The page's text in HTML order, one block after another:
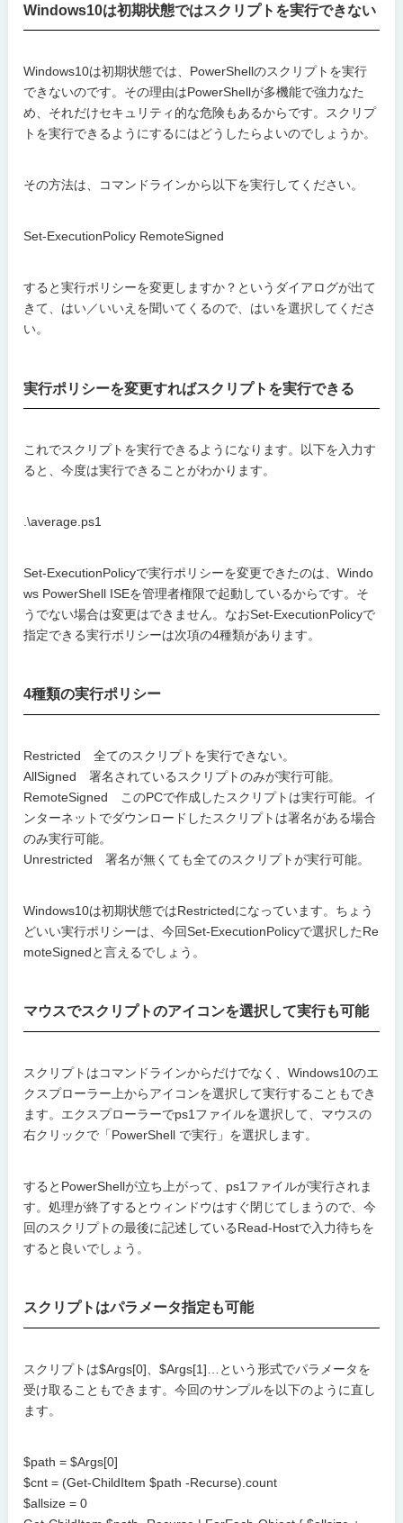
Windows10は初期状態ではスクリプトを実行できない
Windows10は初期状態では、PowerShellのスクリプトを実行
できないのです。その理由はPowerShellが多機能で強力なた
め、それだけセキュリティ的な危険もあるからです。スクリプ
トを実行できるようにするにはどうしたらよいのでしょうか。
その方法は、コマンドラインから以下を実行してください。
Set-ExecutionPolicy RemoteSigned
すると実行ポリシーを変更しますか？というダイアログが出て
きて、はい／いいえを聞いてくるので、はいを選択してくださ
い。
実行ポリシーを変更すればスクリプトを実行できる
これでスクリプトを実行できるようになります。以下を入力す
ると、今度は実行できることがわかります。
.\average.ps1
Set-ExecutionPolicyで実行ポリシーを変更できたのは、Windo
ws PowerShell ISEを管理者権限で起動しているからです。そ
うでない場合は変更はできません。なおSet-ExecutionPolicyで
指定できる実行ポリシーは次項の4種類があります。
4種類の実行ポリシー
Restricted 全てのスクリプトを実行できない。
AllSigned 署名されているスクリプトのみが実行可能。
RemoteSigned このPCで作成したスクリプトは実行可能。イ
ンターネットでダウンロードしたスクリプトは署名がある場合
のみ実行可能。
Unrestricted 署名が無くても全てのスクリプトが実行可能。
Windows10は初期状態ではRestrictedになっています。ちょう
どいい実行ポリシーは、今回Set-ExecutionPolicyで選択したRe
moteSignedと言えるでしょう。
マウスでスクリプトのアイコンを選択して実行も可能
スクリプトはコマンドラインからだけでなく、Windows10のエ
クスプローラー上からアイコンを選択して実行することもでき
ます。エクスプローラーでps1ファイルを選択して、マウスの
右クリックで「PowerShell で実行」を選択します。
するとPowerShellが立ち上がって、ps1ファイルが実行されま
す。処理が終了するとウィンドウはすぐ閉じてしまうので、今
回のスクリプトの最後に記述しているRead-Hostで入力待ちを
すると良いでしょう。
スクリプトはパラメータ指定も可能
スクリプトは$Args[0]、$Args[1]…という形式でパラメータを
受け取ることもできます。今回のサンプルを以下のように直し
ます。
$path = $Args[0]
$cnt = (Get-ChildItem $path -Recurse).count
$allsize = 0